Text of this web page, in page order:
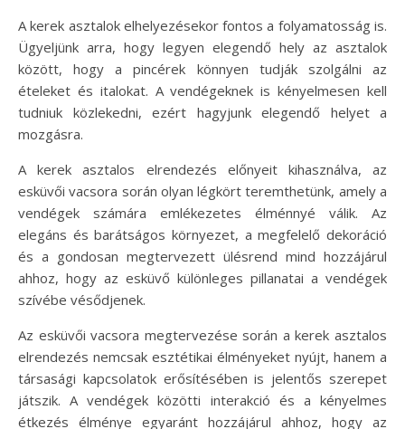
A kerek asztalok elhelyezésekor fontos a folyamatosság is.
Ügyeljünk arra, hogy legyen elegendő hely az asztalok
között, hogy a pincérek könnyen tudják szolgálni az
ételeket és italokat. A vendégeknek is kényelmesen kell
tudniuk közlekedni, ezért hagyjunk elegendő helyet a
mozgásra.
A kerek asztalos elrendezés előnyeit kihasználva, az
esküvői vacsora során olyan légkört teremthetünk, amely a
vendégek számára emlékezetes élménnyé válik. Az
elegáns és barátságos környezet, a megfelelő dekoráció
és a gondosan megtervezett ülésrend mind hozzájárul
ahhoz, hogy az esküvő különleges pillanatai a vendégek
szívébe vésődjenek.
Az esküvői vacsora megtervezése során a kerek asztalos
elrendezés nemcsak esztétikai élményeket nyújt, hanem a
társasági kapcsolatok erősítésében is jelentős szerepet
játszik. A vendégek közötti interakció és a kényelmes
étkezés élménye egyaránt hozzájárul ahhoz, hogy az